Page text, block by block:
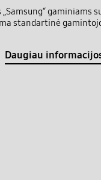
„Samsung“ gaminiams
standartinė
Daugiau